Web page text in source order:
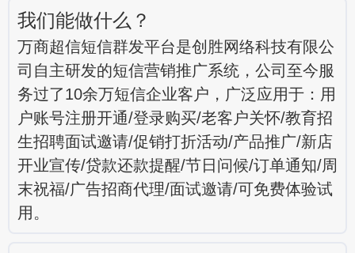
我们能做什么？
万商超信短信群发平台是创胜网络科技有限公
司自主研发的短信营销推广系统，公司至今服
务过了10余万短信企业客户，广泛应用于：用
户账号注册开通/登录购买/老客户关怀/教育招
生招聘面试邀请/促销打折活动/产品推广/新店
开业宣传/贷款还款提醒/节日问候/订单通知/周
末祝福/广告招商代理/面试邀请/可免费体验试
用。